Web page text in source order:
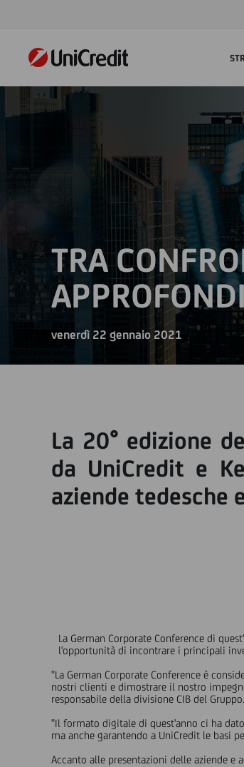
TRA
venerdì 22 gennaio 2021
La 20° edizione
da UniCredit e
aziende tedesche
La German Corporate Conference di
l'opportunità di incontrare i principali
"La German Corporate Conference è
nostri clienti e dimostrare il nostro
responsabile della divisione CIB del Gruppo.
"Il formato digitale di quest'anno ci ha
ma anche garantendo a UniCredit le basi
Accanto alle presentazioni delle aziende